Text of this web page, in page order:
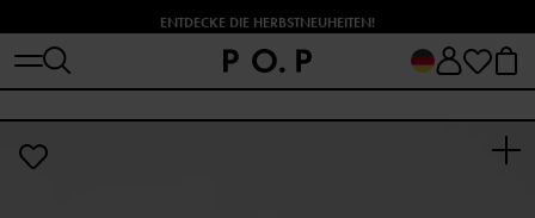
ENTDECKE DIE HERBSTNEUHEITEN!